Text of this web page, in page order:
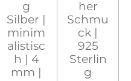
g
Silber |
minim
alistisc
h | 4
mm |
her
Schmu
ck |
925
Sterlin
g